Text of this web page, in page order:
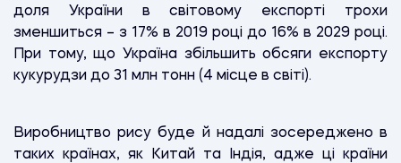
доля України в світовому експорті трохи
зменшиться – з 17% в 2019 році до 16% в 2029 році.
При тому, що Україна збільшить обсяги експорту
кукурудзи до 31 млн тонн (4 місце в світі).
Виробництво рису буде й надалі зосереджено в
таких країнах, як Китай та Індія, адже ці країни